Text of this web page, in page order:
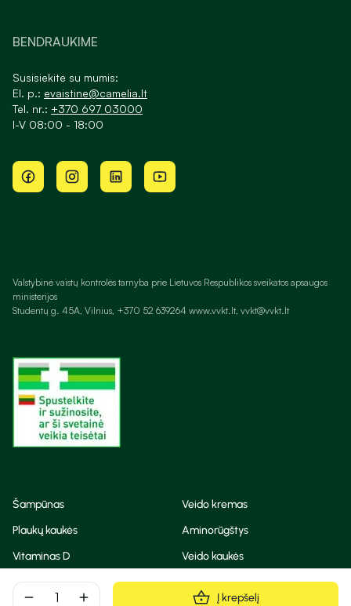
remove add Į krepšelį
BENDRAUKIME
Susisiekite su mumis:
El. p.: evaistine@camelia.lt
Tel. nr.: +370 697 03000
I-V 08:00 - 18:00
Valstybinė vaistų kontrolės tarnyba prie Lietuvos Respublikos sveikatos apsaugos
ministerijos
Studentų g. 45A, Vilnius, +370 52 639264 www.vvkt.lt, vvkt@vvkt.lt
Šampūnas
Veido kremas
Plaukų kaukės
Aminorūgštys
Vitaminas D
Veido kaukės
Korėjietiška kosmetika
Eteriniai aliejai